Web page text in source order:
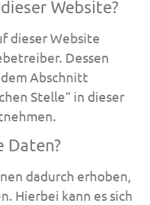
Website?
dieser Website
Dessen
Abschnitt
Stelle“ in dieser
Daten?
dadurch erhoben,
Hierbei kann es sich